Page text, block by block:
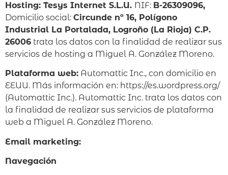
Hosting: Tesys Internet S.L.U. NIF: B-26309096,
Domicilio social: Circunde nº 16, Polígono
Industrial La Portalada, Logroño (La Rioja) C.P.
26006 trata los datos con la finalidad de realizar sus
servicios de hosting a Miguel A. González Moreno.
Plataforma web: Automattic Inc., con domicilio en
EEUU. Más información en: https://es.wordpress.org/
(Automattic Inc.). Automattic Inc. trata los datos con
la finalidad de realizar sus servicios de plataforma
web a Miguel A. González Moreno.
Email marketing:
Navegación